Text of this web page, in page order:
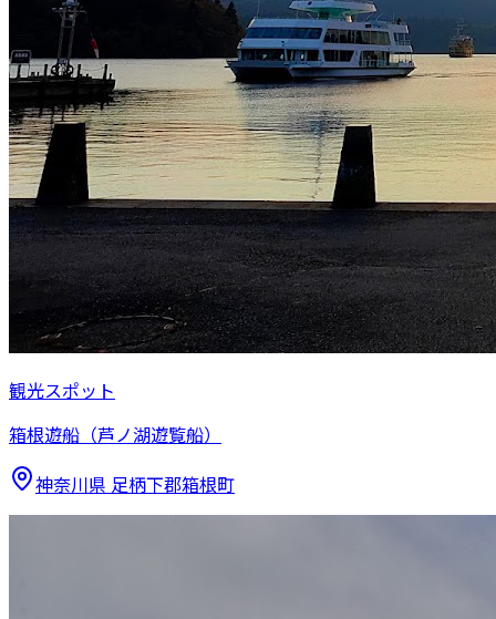
観光スポット
箱根遊船（芦ノ湖遊覧船）
神奈川県 足柄下郡箱根町